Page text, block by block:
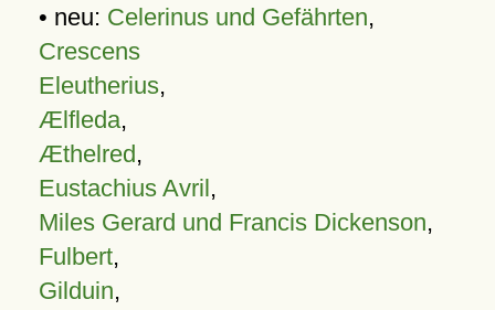
• neu: Celerinus und Gefährten,
Crescens
Eleutherius,
Ælfleda,
Æthelred,
Eustachius Avril,
Miles Gerard und Francis Dickenson,
Fulbert,
Gilduin,